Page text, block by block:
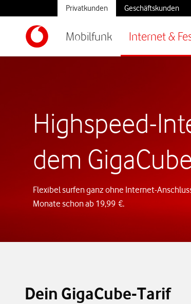
Mobilfunk Internet &
Privatkunden Geschäftskunden
Highspeed-
dem
Flexibel surfen ganz ohne Internet-
Monate schon ab 19,99 €.
Dein GigaCube-Tarif